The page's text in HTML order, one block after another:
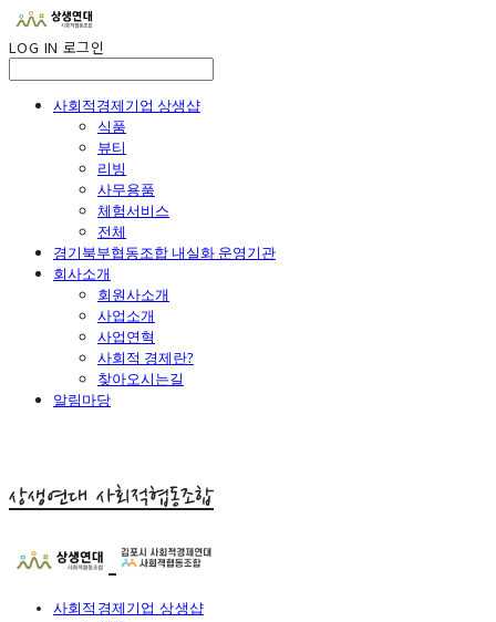
LOG IN 로그인
사회적경제기업 상생샵
식품
뷰티
리빙
사무용품
체험서비스
전체
경기북부협동조합 내실화 운영기관
회사소개
회원사소개
사업소개
사업연혁
사회적 경제란?
찾아오시는길
알림마당
상생연대 사회적협동조합
사회적경제기업 상생샵